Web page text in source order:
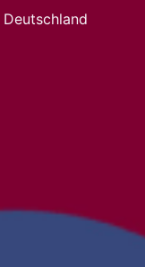
Deutschland